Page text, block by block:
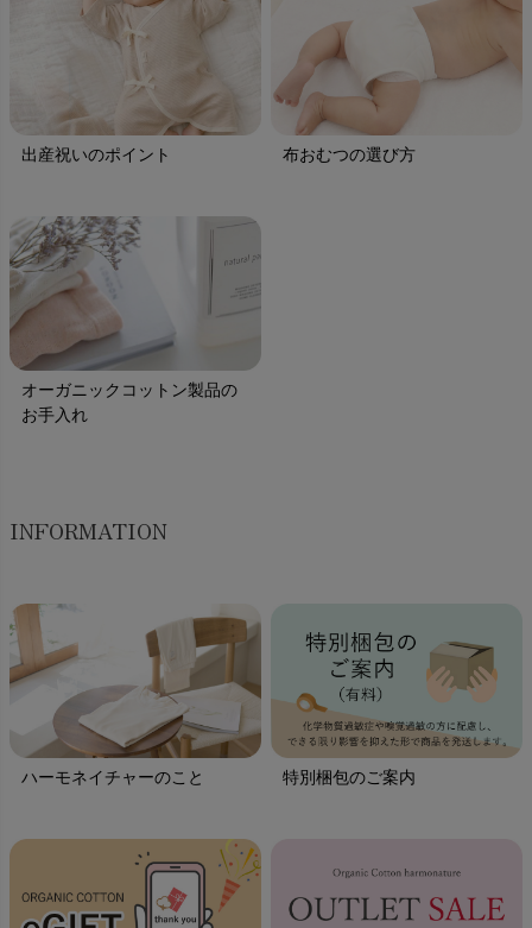
出産祝いのポイント 布おむつの選び方
オーガニックコットン製品の
お手入れ
INFORMATION
ハーモネイチャーのこと 特別梱包のご案内